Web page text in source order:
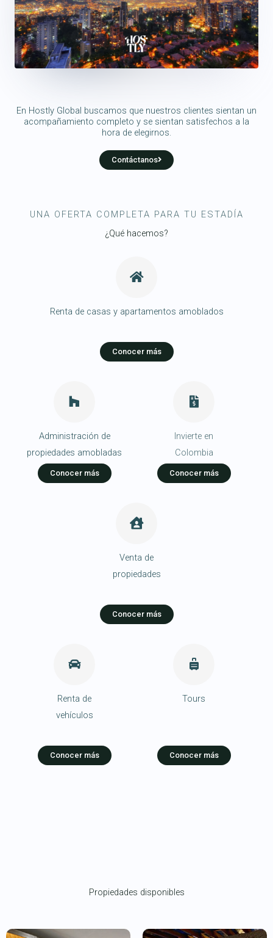
En Hostly Global buscamos que nuestros clientes sientan un
acompañamiento completo y se sientan satisfechos a la
hora de elegirnos.
Contáctanos
UNA OFERTA COMPLETA PARA TU ESTADÍA
¿Qué hacemos?
Renta de casas y apartamentos amoblados
Conocer más
Administración de
propiedades amobladas
Conocer más
Invierte en
Colombia
Conocer más
Venta de
propiedades
Conocer más
Renta de
vehículos
Conocer más
Tours
Conocer más
Propiedades disponibles